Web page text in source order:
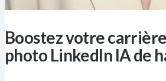
Boostez votre
photo LinkedIn IA de